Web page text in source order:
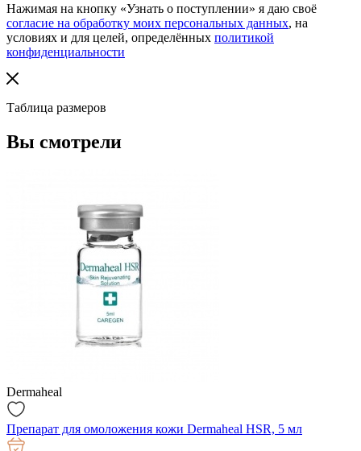
Нажимая на кнопку «Узнать о поступлении» я даю своё
согласие на обработку моих персональных данных, на
условиях и для целей, определённых политикой
конфиденциальности
Таблица размеров
Вы смотрели
Dermaheal
Препарат для омоложения кожи Dermaheal HSR, 5 мл